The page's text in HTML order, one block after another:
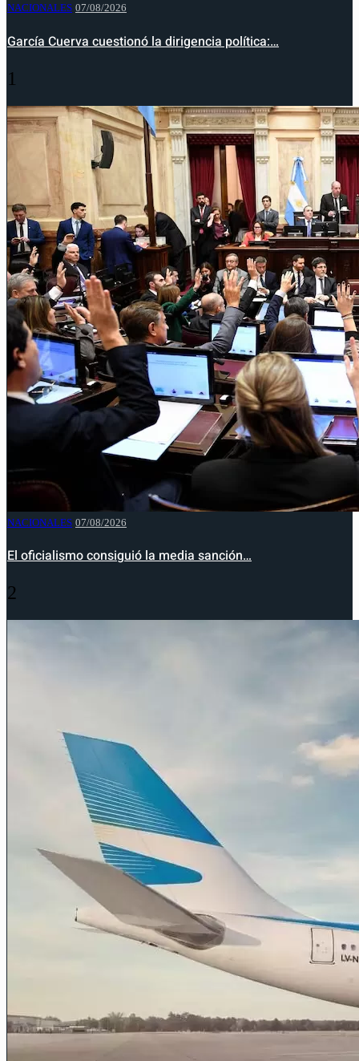
NACIONALES 07/08/2026
García Cuerva cuestionó la dirigencia política:…
1
NACIONALES 07/08/2026
El oficialismo consiguió la media sanción…
2